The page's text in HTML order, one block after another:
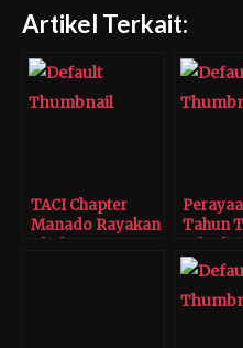
Artikel Terkait:
TACI Chapter
Manado Rayakan
Tahun